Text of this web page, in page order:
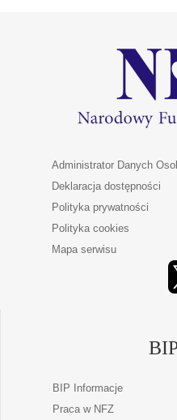
Administrator Danych
Deklaracja dostępności
Polityka prywatności
Polityka cookies
Mapa serwisu
BIP Informacje
Praca w NFZ